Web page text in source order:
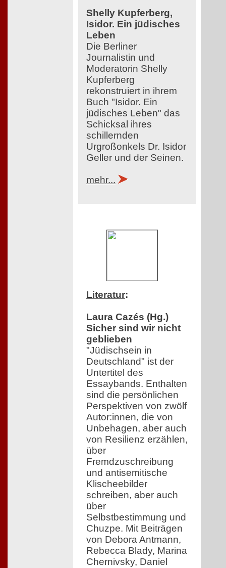
Shelly Kupferberg,
Isidor. Ein jüdisches
Leben
Die Berliner
Journalistin und
Moderatorin Shelly
Kupferberg
rekonstruiert in ihrem
Buch "Isidor. Ein
jüdisches Leben" das
Schicksal ihres
schillernden
Urgroßonkels Dr. Isidor
Geller und der Seinen.
mehr...
Literatur:
Laura Cazés (Hg.)
Sicher sind wir nicht
geblieben
"Jüdischsein in
Deutschland" ist der
Untertitel des
Essaybands. Enthalten
sind die persönlichen
Perspektiven von zwölf
Autor:innen, die von
Unbehagen, aber auch
von Resilienz erzählen,
über
Fremdzuschreibung
und antisemitische
Klischeebilder
schreiben, aber auch
über
Selbstbestimmung und
Chuzpe. Mit Beiträgen
von Debora Antmann,
Rebecca Blady, Marina
Chernivsky, Daniel